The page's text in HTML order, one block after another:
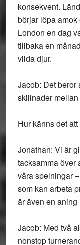
konsekvent.
börjar löpa
London en dag
tillbaka en
vilda djur.
Jacob: Det beror
skillnader mellan
Hur känns det
Jonathan: Vi är
tacksamma över
våra spelningar
som kan arbeta
är även en aning
Jacob: Med två
nonstop